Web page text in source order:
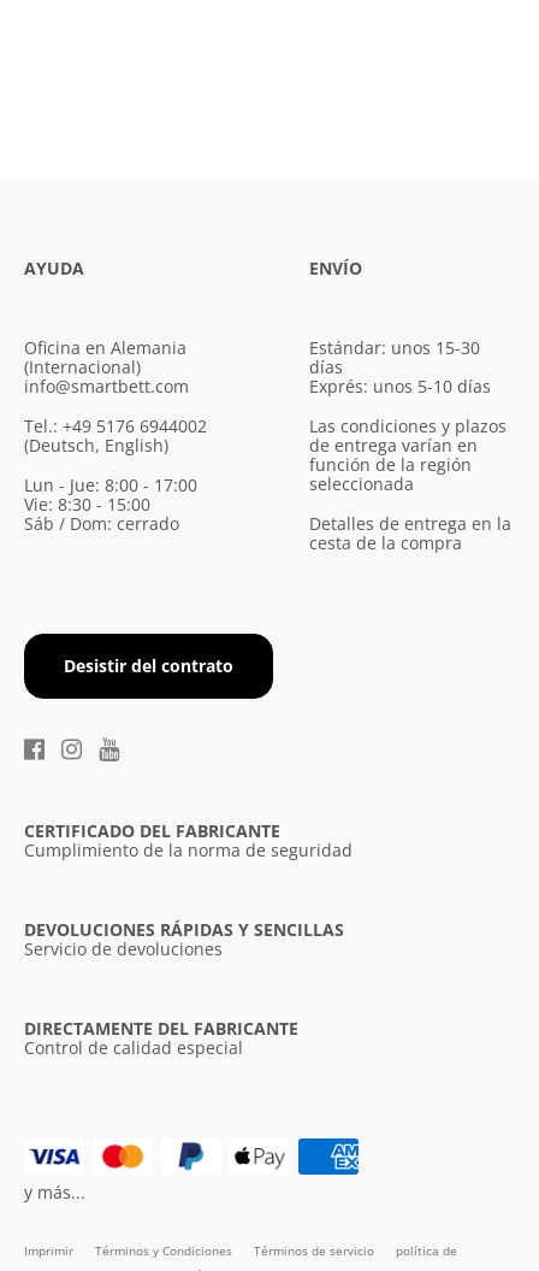
AYUDA
Oficina en Alemania
(Internacional)
info@smartbett.com
Tel.: +49 5176 6944002
(Deutsch, English)
Lun - Jue: 8:00 - 17:00
Vie: 8:30 - 15:00
Sáb / Dom: cerrado
Desistir del contrato
ENVÍO
Estándar: unos 15-30
días
Exprés: unos 5-10 días
Las condiciones y plazos
de entrega varían en
función de la región
seleccionada
Detalles de entrega en la
cesta de la compra
CERTIFICADO DEL FABRICANTE
Cumplimiento de la norma de seguridad
DEVOLUCIONES RÁPIDAS Y SENCILLAS
Servicio de devoluciones
DIRECTAMENTE DEL FABRICANTE
Control de calidad especial
Imprimir Términos y Condiciones Términos de servicio
política de
y más...